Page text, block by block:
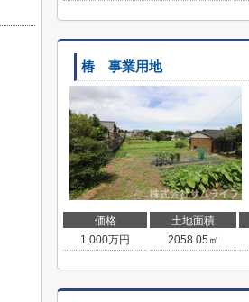
椿 事業用地
価格 土地面積
1,000万円 2058.05㎡